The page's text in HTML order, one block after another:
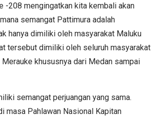
-208 mengingatkan kita kembali akan
semangat Pattimura adalah
hanya dimiliki oleh masyarakat Maluku
tersebut dimiliki oleh seluruh masyarakat
khususnya dari Medan sampai
semangat perjuangan yang sama.
masa Pahlawan Nasional Kapitan